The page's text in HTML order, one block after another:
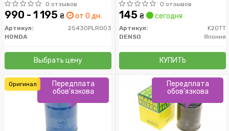
0 отзывов
990 - 1 195 ₴ от 0 дн.
Артикул:
25430PLR003
HONDA
Выбрать цену
0 отзывов
145 ₴ сегодня
Артикул:
K20TT
DENSO
Япония
КУПИТЬ
Передплата
обов'язкова
Оригинал
Передплата
обов'язкова